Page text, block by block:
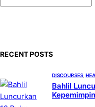
e
RECENT POSTS
DISCOURSES
Bahlil